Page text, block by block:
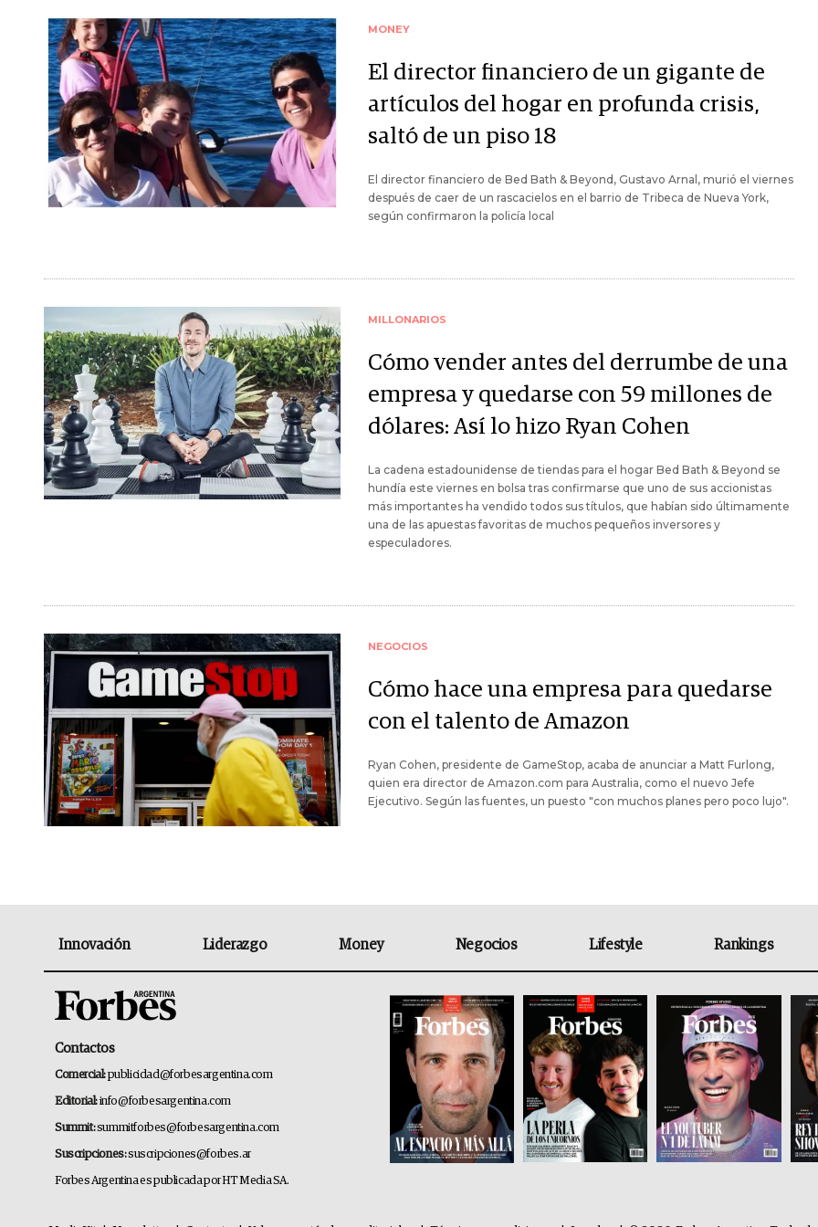
MONEY
El director financiero de un gigante de
artículos del hogar en profunda crisis,
saltó de un piso 18
El director financiero de Bed Bath & Beyond, Gustavo Arnal, murió el viernes
después de caer de un rascacielos en el barrio de Tribeca de Nueva York,
según confirmaron la policía local
MILLONARIOS
Cómo vender antes del derrumbe de una
empresa y quedarse con 59 millones de
dólares: Así lo hizo Ryan Cohen
La cadena estadounidense de tiendas para el hogar Bed Bath & Beyond se
hundía este viernes en bolsa tras confirmarse que uno de sus accionistas
más importantes ha vendido todos sus títulos, que habían sido últimamente
una de las apuestas favoritas de muchos pequeños inversores y
especuladores.
NEGOCIOS
Cómo hace una empresa para quedarse
con el talento de Amazon
Ryan Cohen, presidente de GameStop, acaba de anunciar a Matt Furlong,
quien era director de Amazon.com para Australia, como el nuevo Jefe
Ejecutivo. Según las fuentes, un puesto "con muchos planes pero poco lujo".
Innovación Liderazgo Money Negocios Lifestyle Rankings
Contactos
Comercial:publicidad@forbesargentina.com
Editorial:info@forbesargentina.com
Summit:summitforbes@forbesargentina.com
Suscripciones:suscripciones@forbes.ar
Forbes Argentina es publicada por HT Media SA.